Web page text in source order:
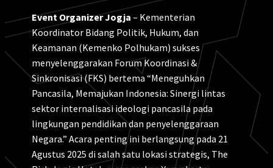
Event Organizer Jogja – Kementerian
Koordinator Bidang Politik, Hukum, dan
Keamanan (Kemenko Polhukam) sukses
menyelenggarakan Forum Koordinasi &
Sinkronisasi (FKS) bertema “Meneguhkan
Pancasila, Memajukan Indonesia: Sinergi lintas
sektor internalisasi ideologi pancasila pada
lingkungan pendidikan dan penyelenggaraan
Negara.” Acara penting ini berlangsung pada 21
Agustus 2025 di salah satu lokasi strategis, The